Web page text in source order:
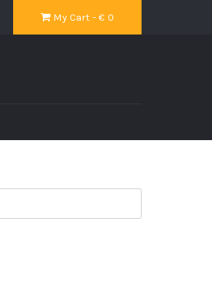
My Cart - € 0